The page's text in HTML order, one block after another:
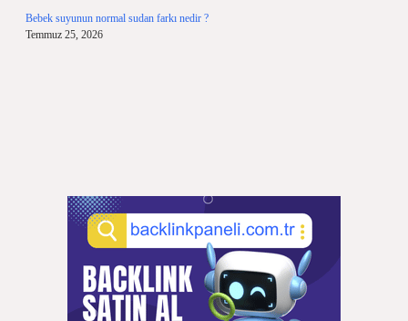
Bebek suyunun normal sudan farkı nedir ?
Temmuz 25, 2026